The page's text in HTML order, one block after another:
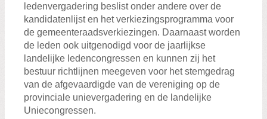
ledenvergadering beslist onder andere over de
kandidatenlijst en het verkiezingsprogramma voor
de gemeenteraadsverkiezingen. Daarnaast worden
de leden ook uitgenodigd voor de jaarlijkse
landelijke ledencongressen en kunnen zij het
bestuur richtlijnen meegeven voor het stemgedrag
van de afgevaardigde van de vereniging op de
provinciale unievergadering en de landelijke
Uniecongressen.